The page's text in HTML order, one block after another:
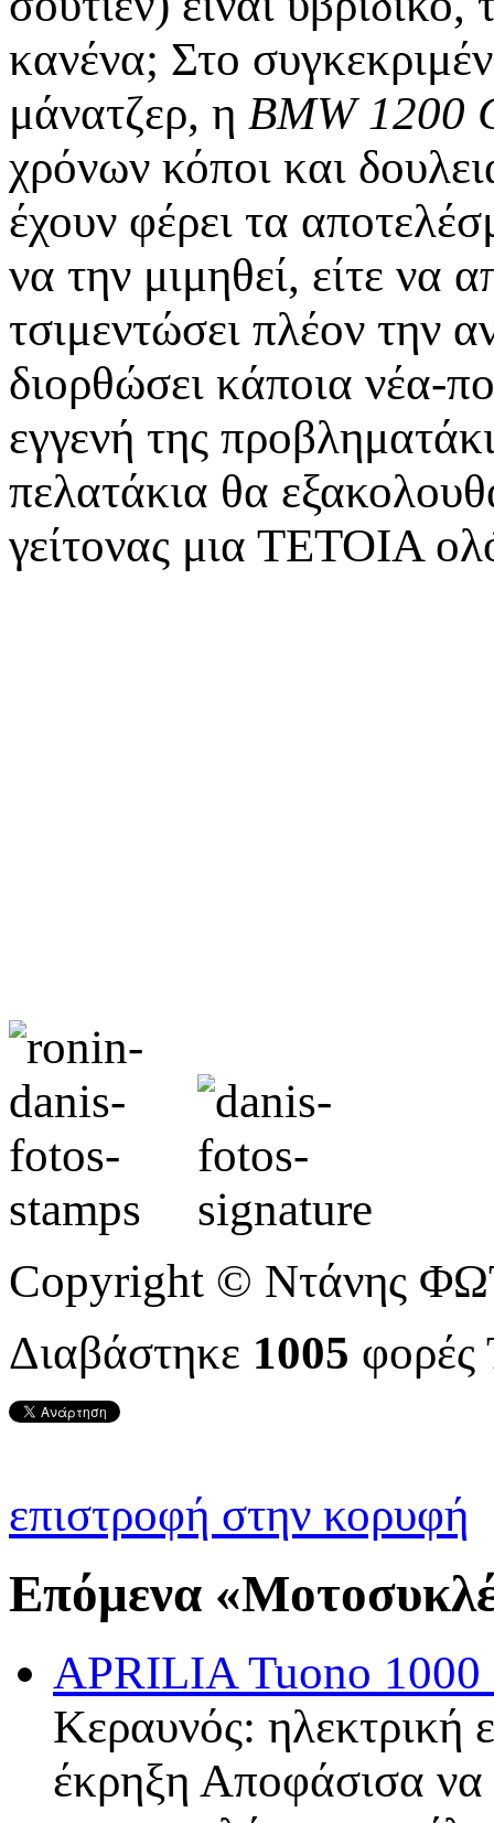
κανένα; Στο
μάνατζερ, η BMW 1200
χρόνων κόποι και
έχουν φέρει τα
να την μιμηθεί, είτε να
τσιμεντώσει πλέον την
διορθώσει κάποια νέα-
εγγενή της
πελατάκια θα
γείτονας μια ΤΕΤΟΙΑ
Copyright © Ντάνης
Διαβάστηκε 1005 φορές
επιστροφή στην κορυφή
Επόμενα
APRILIA Tuono
Κεραυνός: ηλεκτρική
έκρηξη Αποφάσισα